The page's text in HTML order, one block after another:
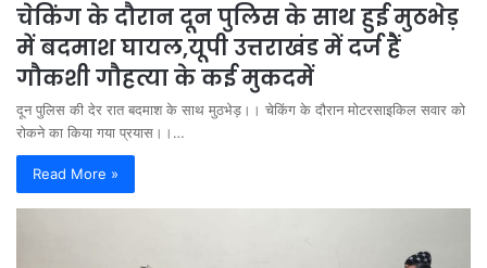
चेकिंग के दौरान दून पुलिस के साथ हुई मुठभेड़
में बदमाश घायल,यूपी उत्तराखंड में दर्ज हैं
गौकशी गौहत्या के कई मुकदमें
दून पुलिस की देर रात बदमाश के साथ मुठभेड़।। चेकिंग के दौरान मोटरसाइकिल सवार को
रोकने का किया गया प्रयास।।…
Read More »